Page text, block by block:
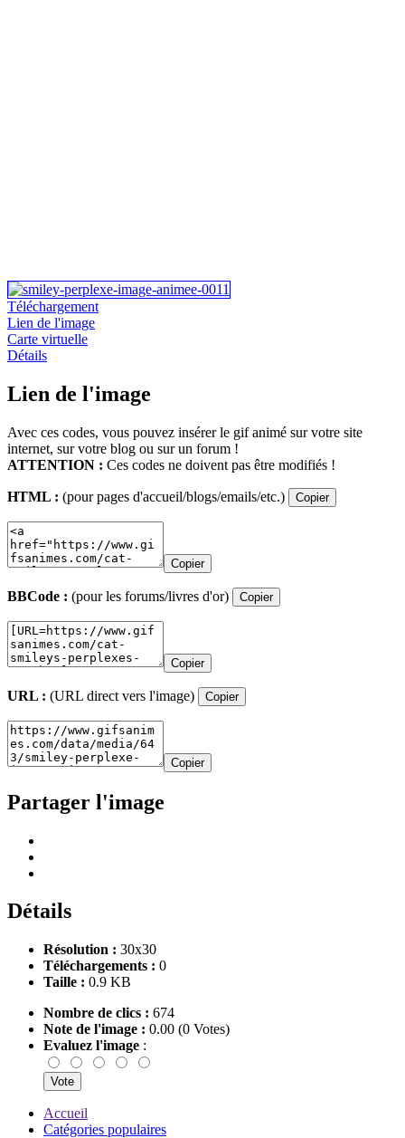
Téléchargement
Lien de l'image
Carte virtuelle
Détails
Lien de l'image
Avec ces codes, vous pouvez insérer le gif animé sur votre site
internet, sur votre blog ou sur un forum !
ATTENTION : Ces codes ne doivent pas être modifiés !
HTML : (pour pages d'accueil/blogs/emails/etc.) Copier
Copier
BBCode : (pour les forums/livres d'or) Copier
Copier
URL : (URL direct vers l'image) Copier
Copier
Partager l'image
Détails
Résolution : 30x30
Téléchargements : 0
Taille : 0.9 KB
Nombre de clics : 674
Note de l'image : 0.00 (0 Votes)
Evaluez l'image :
Accueil
Catégories populaires